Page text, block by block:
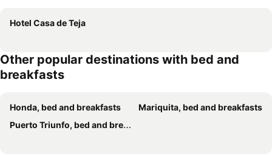
Hotel Casa de Teja
Other popular destinations with bed and
breakfasts
Honda, bed and breakfasts
Mariquita, bed and breakfasts
Puerto Triunfo, bed and breakfasts